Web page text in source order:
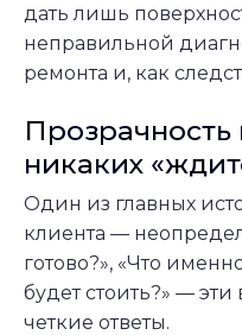
дать лишь
неправильной
ремонта и, как
Прозрачность
никаких
Один из главных
клиента —
готово?», «Что
будет стоить?» —
четкие ответы.